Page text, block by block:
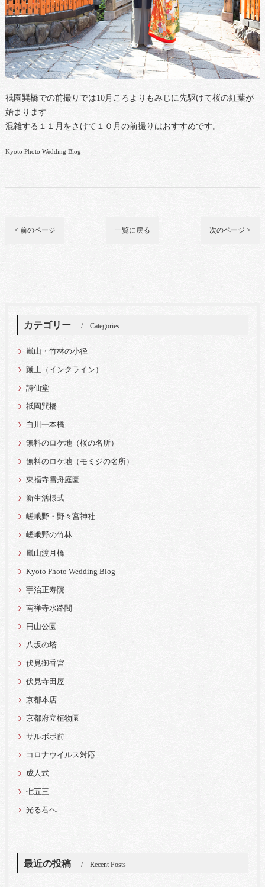
祇園巽橋での前撮りでは10月ころよりもみじに先駆けて桜の紅葉が
始まります
混雑する１１月をさけて１０月の前撮りはおすすめです。
Kyoto Photo Wedding Blog
< 前のページ 一覧に戻る 次のページ >
カテゴリー Categories
嵐山・竹林の小径
蹴上（インクライン）
詩仙堂
祇園巽橋
白川一本橋
無料のロケ地（桜の名所）
無料のロケ地（モミジの名所）
東福寺雪舟庭園
新生活様式
嵯峨野・野々宮神社
嵯峨野の竹林
嵐山渡月橋
Kyoto Photo Wedding Blog
宇治正寿院
南禅寺水路閣
円山公園
八坂の塔
伏見御香宮
伏見寺田屋
京都本店
京都府立植物園
サルボボ前
コロナウイルス対応
成人式
七五三
光る君へ
最近の投稿 Recent Posts